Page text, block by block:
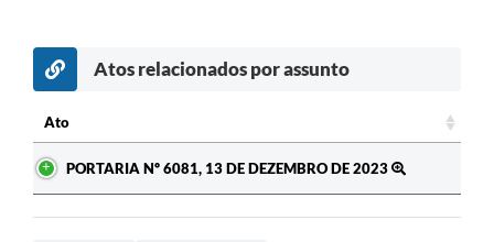
Atos relacionados por assunto
Ato
PORTARIA Nº 6081, 13 DE DEZEMBRO DE 2023